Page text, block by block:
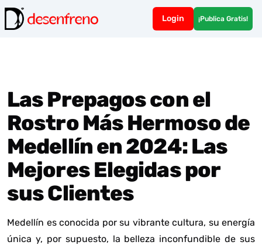
Login ¡Publica Gratis!
Las Prepagos con el
Rostro Más Hermoso de
Medellín en 2024: Las
Mejores Elegidas por
sus Clientes
Medellín es conocida por su vibrante cultura, su energía
única y, por supuesto, la belleza inconfundible de sus